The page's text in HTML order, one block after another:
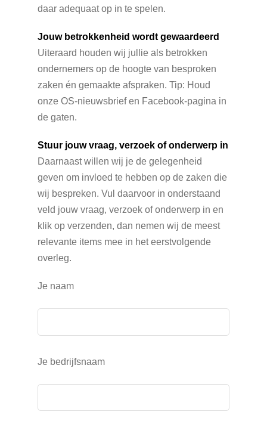
daar adequaat op in te spelen.
Jouw betrokkenheid wordt gewaardeerd
Uiteraard houden wij jullie als betrokken
ondernemers op de hoogte van besproken
zaken én gemaakte afspraken. Tip: Houd
onze OS-nieuwsbrief en Facebook-pagina in
de gaten.
Stuur jouw vraag, verzoek of onderwerp in
Daarnaast willen wij je de gelegenheid
geven om invloed te hebben op de zaken die
wij bespreken. Vul daarvoor in onderstaand
veld jouw vraag, verzoek of onderwerp in en
klik op verzenden, dan nemen wij de meest
relevante items mee in het eerstvolgende
overleg.
Je naam
Je bedrijfsnaam